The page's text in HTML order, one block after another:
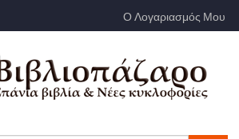
Ο Λογαριασμός Μου